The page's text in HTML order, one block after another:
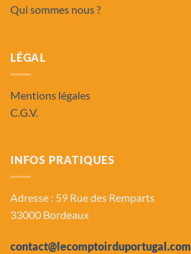
Qui sommes nous ?
LÉGAL
Mentions légales
C.G.V.
INFOS PRATIQUES
Adresse : 59 Rue des Remparts
33000 Bordeaux
contact@lecomptoirduportugal.com